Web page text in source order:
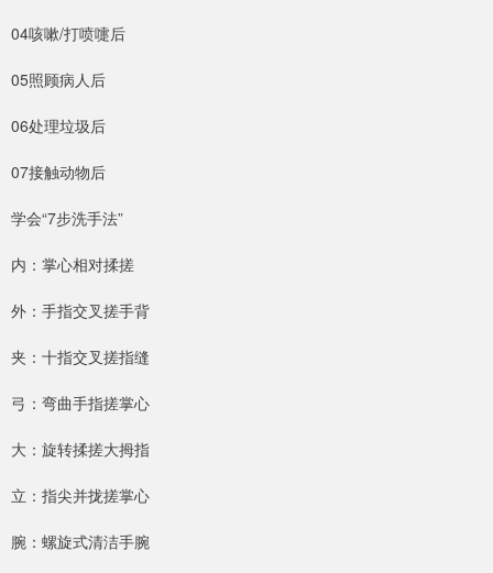
04咳嗽/打喷嚏后
05照顾病人后
06处理垃圾后
07接触动物后
学会“7步洗手法”
内：掌心相对揉搓
外：手指交叉搓手背
夹：十指交叉搓指缝
弓：弯曲手指搓掌心
大：旋转揉搓大拇指
立：指尖并拢搓掌心
腕：螺旋式清洁手腕